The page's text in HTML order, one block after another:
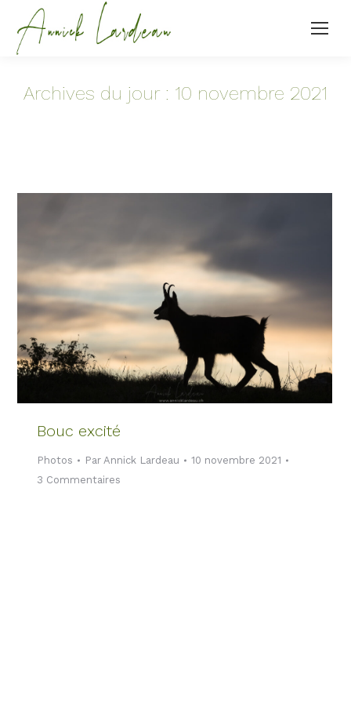
Archives du jour : 10 novembre 2021
Bouc excité
Photos ParAnnick Lardeau
10 novembre 2021
3 Commentaires